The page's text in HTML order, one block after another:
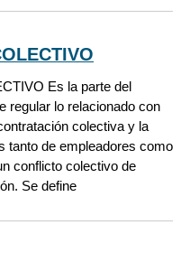
Es la parte del
regular lo relacionado con
colectiva y la
tanto de empleadores como
conflicto colectivo de
Se define